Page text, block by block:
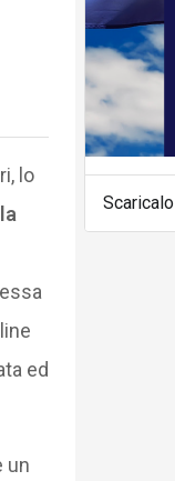
lo
ed
un